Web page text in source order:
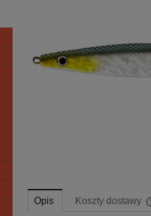
Opis Koszty dostawy